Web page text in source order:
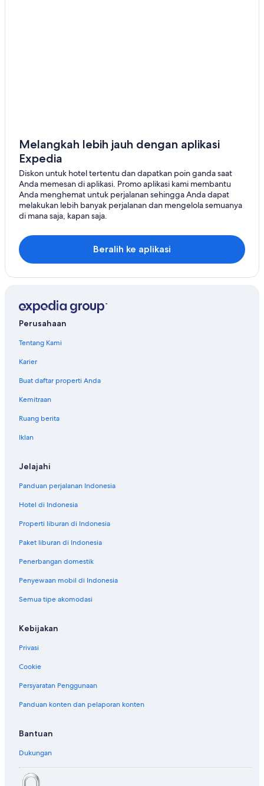
Melangkah lebih jauh dengan aplikasi
Expedia
Diskon untuk hotel tertentu dan dapatkan poin ganda saat
Anda memesan di aplikasi. Promo aplikasi kami membantu
Anda menghemat untuk perjalanan sehingga Anda dapat
melakukan lebih banyak perjalanan dan mengelola semuanya
di mana saja, kapan saja.
Beralih ke aplikasi
Perusahaan
Tentang Kami
Karier
Buat daftar properti Anda
Kemitraan
Ruang berita
Iklan
Jelajahi
Panduan perjalanan Indonesia
Hotel di Indonesia
Properti liburan di Indonesia
Paket liburan di Indonesia
Penerbangan domestik
Penyewaan mobil di Indonesia
Semua tipe akomodasi
Kebijakan
Privasi
Cookie
Persyaratan Penggunaan
Panduan konten dan pelaporan konten
Bantuan
Dukungan